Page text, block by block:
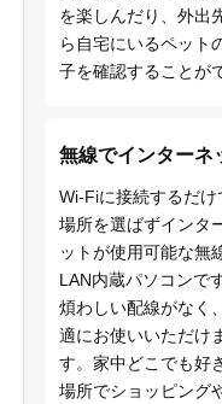
を楽しんだり、外出
ら自宅にいるペット
子を確認することが
無線でインターネ
Wi-Fiに接続するだけ
場所を選ばずインタ
ットが使用可能な無
LAN内蔵パソコンです
煩わしい配線がなく
適にお使いいただけ
す。家中どこでも好
場所でショッピング